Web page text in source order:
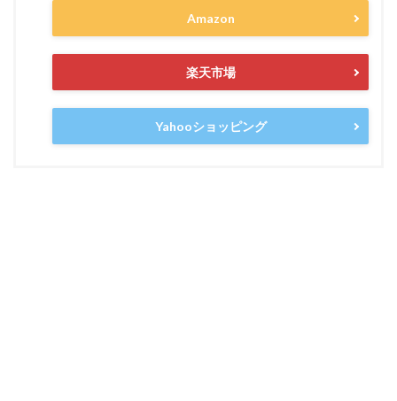
Amazon
楽天市場
Yahooショッピング